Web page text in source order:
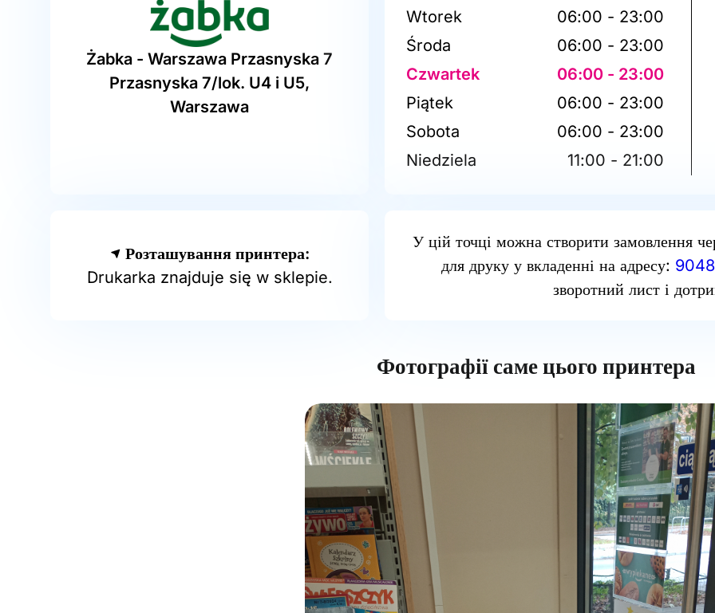
Żabka - Warszawa Przasnyska 7
Przasnyska 7/lok. U4 i U5,
Warszawa
Wtorek
06:00 - 23:00
Środa
06:00 - 23:00
Czwartek
06:00 - 23:00
Piątek
06:00 - 23:00
Sobota
06:00 - 23:00
Niedziela
11:00 - 21:00
Розташування принтера:
Drukarka znajduje się w sklepie.
У цій точці можна створити замовлення
для друку у вкладенні на адресу:
зворотний лист і
Фотографії саме цього принтера